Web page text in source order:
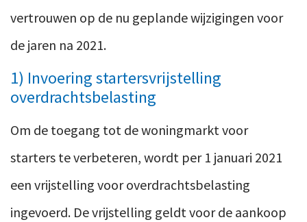
vertrouwen op de nu geplande wijzigingen voor
de jaren na 2021.
1) Invoering startersvrijstelling
overdrachtsbelasting
Om de toegang tot de woningmarkt voor
starters te verbeteren, wordt per 1 januari 2021
een vrijstelling voor overdrachtsbelasting
ingevoerd. De vrijstelling geldt voor de aankoop